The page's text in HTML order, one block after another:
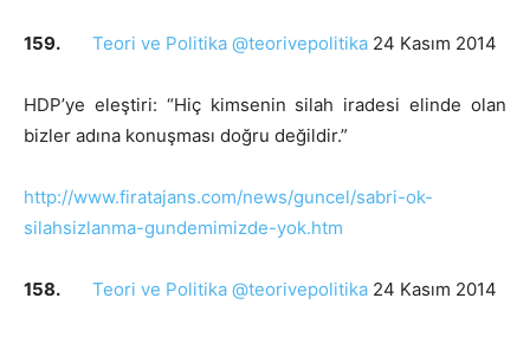
159. Teori ve Politika @teorivepolitika 24 Kasım 2014
HDP’ye eleştiri: “Hiç kimsenin silah iradesi elinde olan
bizler adına konuşması doğru değildir.”
http://www.firatajans.com/news/guncel/sabri-ok-
silahsizlanma-gundemimizde-yok.htm
158. Teori ve Politika @teorivepolitika 24 Kasım 2014